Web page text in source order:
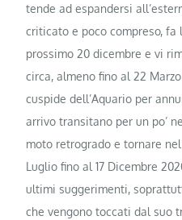
tende ad espandersi
criticato e poco compreso, fa
prossimo 20 dicembre e vi
circa, almeno fino al 22
cuspide dell’Aquario per
arrivo transitano per un po’
moto retrogrado e tornare
Luglio fino al 17 Dicembre
ultimi suggerimenti,
che vengono toccati dal suo